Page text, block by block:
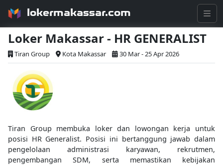
lokermakassar.com
Loker Makassar - HR GENERALIST
Tiran Group Kota Makassar 30 Mar - 25 Apr 2026
Tiran Group membuka loker dan lowongan kerja untuk
posisi HR Generalist. Posisi ini bertanggung jawab dalam
pengelolaan administrasi karyawan, rekrutmen,
pengembangan SDM, serta memastikan kebijakan